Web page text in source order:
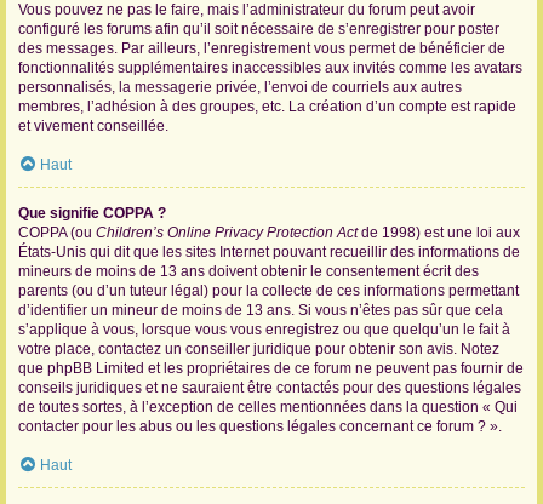
Vous pouvez ne pas le faire, mais l’administrateur du forum peut avoir
configuré les forums afin qu’il soit nécessaire de s’enregistrer pour poster
des messages. Par ailleurs, l’enregistrement vous permet de bénéficier de
fonctionnalités supplémentaires inaccessibles aux invités comme les avatars
personnalisés, la messagerie privée, l’envoi de courriels aux autres
membres, l’adhésion à des groupes, etc. La création d’un compte est rapide
et vivement conseillée.
Haut
Que signifie COPPA ?
COPPA (ou Children’s Online Privacy Protection Actde 1998) est une loi aux
États-Unis qui dit que les sites Internet pouvant recueillir des informations de
mineurs de moins de 13 ans doivent obtenir le consentement écrit des
parents (ou d’un tuteur légal) pour la collecte de ces informations permettant
d’identifier un mineur de moins de 13 ans. Si vous n’êtes pas sûr que cela
s’applique à vous, lorsque vous vous enregistrez ou que quelqu’un le fait à
votre place, contactez un conseiller juridique pour obtenir son avis. Notez
que phpBB Limited et les propriétaires de ce forum ne peuvent pas fournir de
conseils juridiques et ne sauraient être contactés pour des questions légales
de toutes sortes, à l’exception de celles mentionnées dans la question « Qui
contacter pour les abus ou les questions légales concernant ce forum ? ».
Haut